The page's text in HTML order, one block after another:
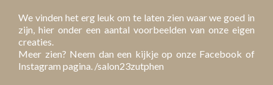
We vinden het erg leuk om te laten zien waar we goed in
zijn, hier onder een aantal voorbeelden van onze eigen
creaties.
Meer zien? Neem dan een kijkje op onze Facebook of
Instagram pagina. /salon23zutphen